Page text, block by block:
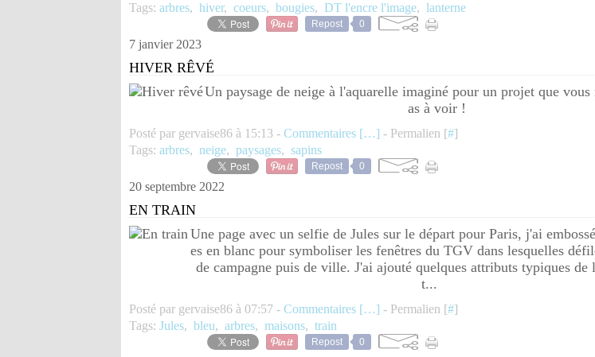
Tags: arbres, hiver, coeurs, bougies, DT l'encre l'image, lanterne
Repost 0
7 janvier 2023
HIVER RÊVÉ
Un paysage de neige à l'aquarelle imaginé pour un projet que vous
as à voir !
Posté par gervaise86 à 15:13 - Commentaires […] - Permalien [#]
Tags: arbres, neige, paysages, sapins
Repost 0
20 septembre 2022
EN TRAIN
Une page avec un selfie de Jules sur le départ pour Paris, j'ai
es en blanc pour symboliser les fenêtres du TGV dans lesquelles
de campagne puis de ville. J'ai ajouté quelques attributs typiques de
t...
Posté par gervaise86 à 07:57 - Commentaires […] - Permalien [#]
Tags: Jules, bleu, arbres, maisons, train
Repost 0